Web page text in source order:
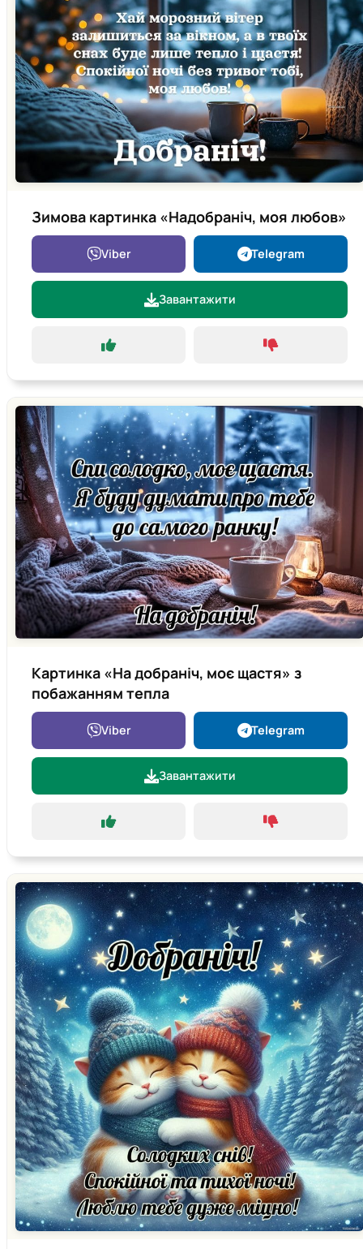
Зимова картинка «Надобраніч, моя любов»
Viber Telegram
Завантажити
Картинка «На добраніч, моє щастя» з
побажанням тепла
Viber Telegram
Завантажити